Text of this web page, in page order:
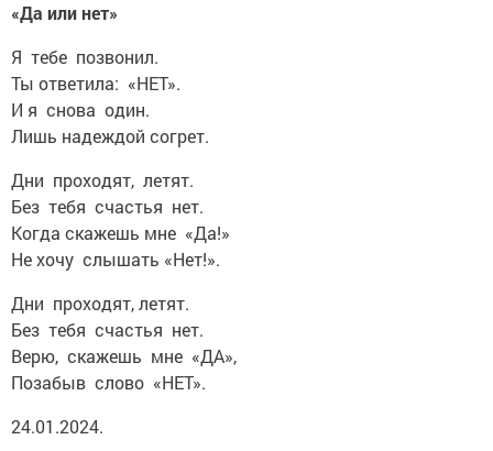
«Да или нет»
Я тебе позвонил.
Ты ответила: «НЕТ».
И я снова один.
Лишь надеждой согрет.
Дни проходят, летят.
Без тебя счастья нет.
Когда скажешь мне «Да!»
Не хочу слышать «Нет!».
Дни проходят, летят.
Без тебя счастья нет.
Верю, скажешь мне «ДА»,
Позабыв слово «НЕТ».
24.01.2024.